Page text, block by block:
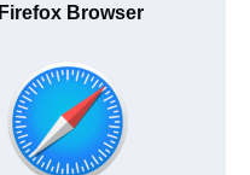
Firefox Browser